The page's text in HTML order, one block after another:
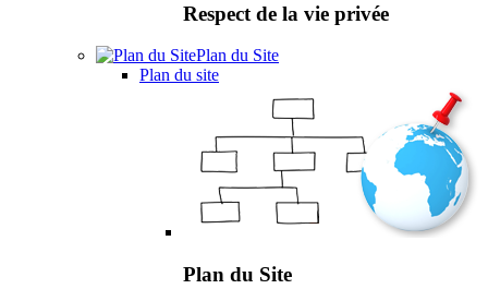
Respect de la vie privée
Plan du Site
Plan du site
Plan du Site